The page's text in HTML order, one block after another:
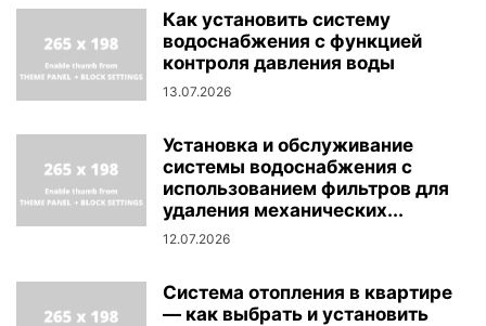
Как установить систему
водоснабжения с функцией
контроля давления воды
13.07.2026
Установка и обслуживание
системы водоснабжения с
использованием фильтров для
удаления механических...
12.07.2026
Система отопления в квартире
— как выбрать и установить